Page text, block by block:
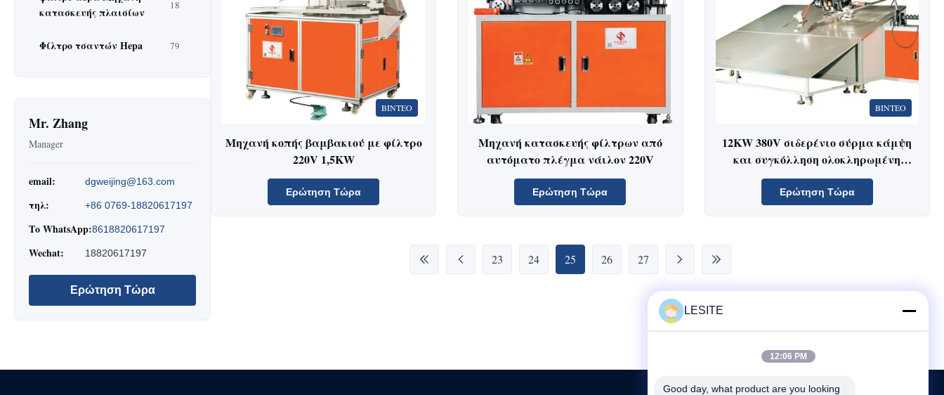
κατασκευής πλαισίων
18
Φίλτρο τσαντών Hepa 79
Mr. Zhang
Manager
email: dgweijing@163.com
τηλ: +86 0769-18820617197
Το WhatsApp:8618820617197
Wechat: 18820617197
Ερώτηση Τώρα
ΒΊΝΤΕΟ
Μηχανή κοπής βαμβακιού με φίλτρο
220V 1,5KW
Ερώτηση Τώρα
Μηχανή κατασκευής φίλτρων από
αυτόματο πλέγμα νάιλον 220V
Ερώτηση Τώρα
ΒΊΝΤΕΟ
12KW 380V σιδερένιο σύρμα κάμψη
και συγκόλληση ολοκληρωμένη
μηχανή
Ερώτηση Τώρα
23 24 25 26 27
LESITE
12:06 PM
Good day, what product are you looking